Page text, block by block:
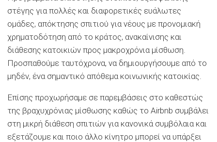
στέγης για πολλές και διαφορετικές ευάλωτες
ομάδες, απόκτησης σπιτιού για νέους με προνομιακή
χρηματοδότηση από το κράτος, ανακαίνισης και
διάθεσης κατοικιών προς μακροχρόνια μίσθωση.
Προσπαθούμε ταυτόχρονα, να δημιουργήσουμε από το
μηδέν, ένα σημαντικό απόθεμα κοινωνικής κατοικίας.
Επίσης προχωρήσαμε σε παρεμβάσεις στο καθεστώς
της βραχυχρόνιας μίσθωσης καθώς το Airbnb συμβάλει
στη μικρή διάθεση σπιτιών για κανονικά συμβόλαια και
εξετάζουμε και ποιο άλλο κίνητρο μπορεί να υπάρξει